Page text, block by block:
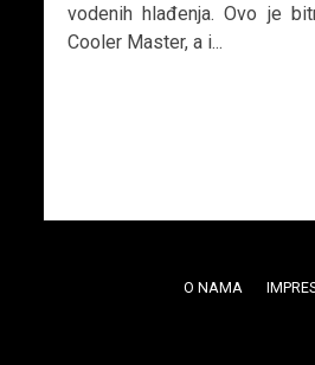
vodenih hlađenja. Ovo je
Cooler Master, a i...
O NAMA